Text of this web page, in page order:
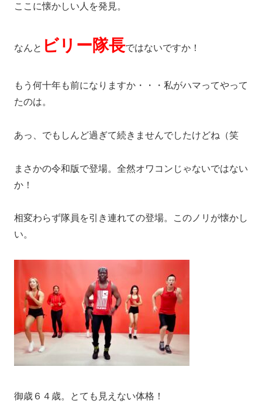
ここに懐かしい人を発見。
なんと ビリー隊長ではないですか！
もう何十年も前になりますか・・・私がハマってやって
たのは。
あっ、でもしんど過ぎて続きませんでしたけどね（笑
まさかの令和版で登場。全然オワコンじゃないではない
か！
相変わらず隊員を引き連れての登場。このノリが懐かし
い。
御歳６４歳。とても見えない体格！